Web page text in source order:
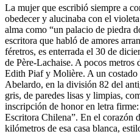
La mujer que escribió siempre a
obedecer y alucinaba con el
alma como “un palacio de piedra
escritora que habló de amores
féretros, es enterrada el 30 de
de Père-Lachaise. A pocos
Edith Piaf y Molière. A un costado
Abelardo, en la división 82 del
gris, de paredes lisas y limpias,
inscripción de honor en letra
Escritora Chilena”. En el corazón
kilómetros de esa casa blanca,